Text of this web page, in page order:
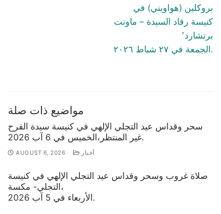
بروكلين (هواويني) في
كنيسة رقاد السيدة – ماونت
برتشارد٬
الجمعة في ٢٧ شباط ٢٠٢٦.
مواضيع ذات صلة
سحر وقداس عيد التجلي الإلهي في كنيسة سيدة الفرح
غير المنتظر،الخميس في 6 آب 2026.
AUGUST 6, 2026 أخبار
صلاة غروب وسحر وقداس عيد التجلي الإلهي في كنيسة
التجلي- مكسة،
الأربعاء في 5 آب 2026.